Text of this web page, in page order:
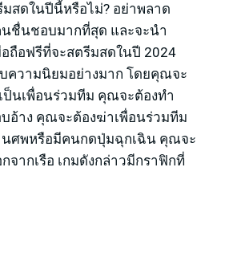
สดในปีนี้หรือไม่? อย่าพลาด
ชื่นชอบมากที่สุด และจะนำ
อฟรีที่จะสตรีมสดในปี 2024
บความนิยมอย่างมาก โดยคุณจะ
นเพื่อนร่วมทีม คุณจะต้องทำ
อ้าง คุณจะต้องฆ่าเพื่อนร่วมทีม
นศพหรือมีคนกดปุ่มฉุกเฉิน คุณจะ
จากเรือ เกมดังกล่าวมีกราฟิกที่